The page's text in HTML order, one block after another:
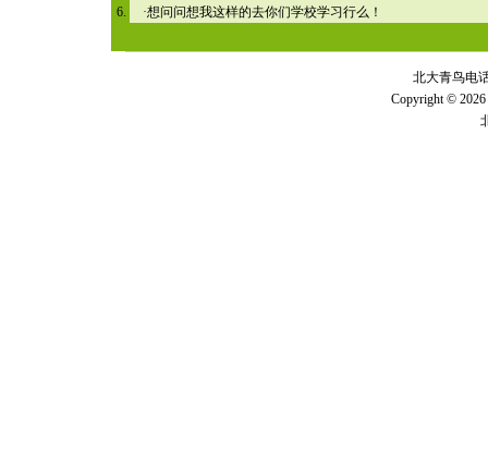
·想问问想我这样的去你们学校学习行么！
北大青鸟电
Copyright © 2026